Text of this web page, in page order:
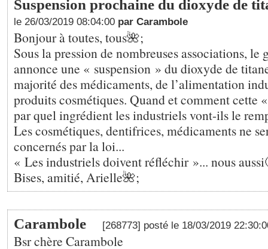
Suspension prochaine du dioxyde de
le 26/03/2019 08:04:00 par Carambole
Bonjour à toutes, tous🌺;
Sous la pression de nombreuses associations, le
annonce une « suspension » du dioxyde de
majorité des médicaments, de l’alimentation
produits cosmétiques. Quand et comment cette
par quel ingrédient les industriels vont-ils le
Les cosmétiques, dentifrices, médicaments ne
concernés par la loi...
« Les industriels doivent réfléchir »... nous
Bises, amitié, Arielle🌺;
Carambole [268773] posté le 18/03/2019
Bsr chère Carambole